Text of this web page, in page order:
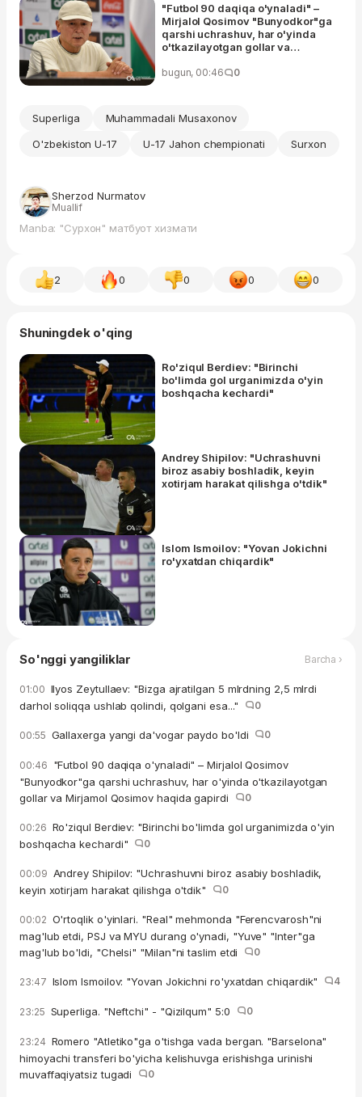
"Futbol 90 daqiqa o'ynaladi" –
Mirjalol Qosimov "Bunyodkor"ga
qarshi uchrashuv, har o'yinda
o'tkazilayotgan gollar va
bugun, 00:46 0
Superliga
Muhammadali Musaxonov
O'zbekiston U-17
U-17 Jahon chempionati Surxon
Sherzod Nurmatov
Muallif
Manba: "Сурхон" матбуот хизмати
2 0 0 0 0
Shuningdek o'qing
Ro'ziqul Berdiev: "Birinchi
bo'limda gol urganimizda o'yin
boshqacha kechardi"
Andrey Shipilov: "Uchrashuvni
biroz asabiy boshladik, keyin
xotirjam harakat qilishga o'tdik"
Islom Ismoilov: "Yovan Jokichni
ro'yxatdan chiqardik"
So'nggi yangiliklar Barcha ›
01:00 Ilyos Zeytullaev: "Bizga ajratilgan 5 mlrdning 2,5 mlrdi
darhol soliqqa ushlab qolindi, qolgani esa..."
0
00:55 Gallaxerga yangi da'vogar paydo bo'ldi 0
00:46 "Futbol 90 daqiqa o'ynaladi" – Mirjalol Qosimov
"Bunyodkor"ga qarshi uchrashuv, har o'yinda o'tkazilayotgan
gollar va Mirjamol Qosimov haqida gapirdi
0
00:26 Ro'ziqul Berdiev: "Birinchi bo'limda gol urganimizda o'yin
boshqacha kechardi"
0
00:09 Andrey Shipilov: "Uchrashuvni biroz asabiy boshladik,
keyin xotirjam harakat qilishga o'tdik"
0
00:02 O'rtoqlik o'yinlari. "Real" mehmonda "Ferencvarosh"ni
mag'lub etdi, PSJ va MYU durang o'ynadi, "Yuve" "Inter"ga
mag'lub bo'ldi, "Chelsi" "Milan"ni taslim etdi
0
23:47 Islom Ismoilov: "Yovan Jokichni ro'yxatdan chiqardik" 4
23:25 Superliga. "Neftchi" - "Qizilqum" 5:0 0
23:24 Romero "Atletiko"ga o'tishga vada bergan. "Barselona"
himoyachi transferi bo'yicha kelishuvga erishishga urinishi
muvaffaqiyatsiz tugadi
0